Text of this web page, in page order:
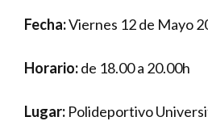
Fecha:Viernes 12 de Mayo
Horario:de 18.00 a 20.00h
Lugar: Polideportivo